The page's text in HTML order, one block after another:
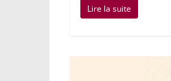
Lire la suite